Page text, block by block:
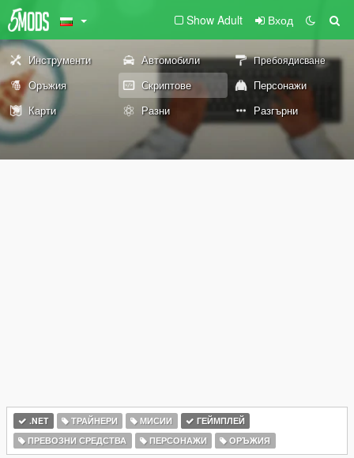
Show Adult Вход
Инструменти Автомобили Пребоядисване
Оръжия Скриптове
Персонажи
Карти
Разни Разгърни
.NET ТРАЙНЕРИ МИСИИ
ГЕЙМПЛЕЙ
ПРЕВОЗНИ СРЕДСТВА
ПЕРСОНАЖИ ОРЪЖИЯ